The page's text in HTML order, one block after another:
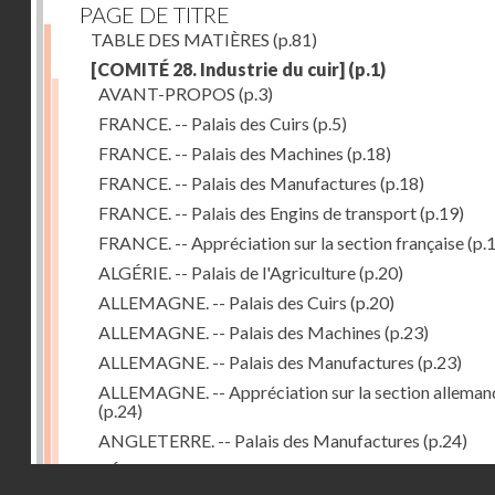
PAGE DE TITRE
TABLE DES MATIÈRES (p.81)
[COMITÉ 28. Industrie du cuir] (p.1)
AVANT-PROPOS (p.3)
FRANCE. -- Palais des Cuirs (p.5)
FRANCE. -- Palais des Machines (p.18)
FRANCE. -- Palais des Manufactures (p.18)
FRANCE. -- Palais des Engins de transport(p.19)
FRANCE. -- Appréciation sur la section française
ALGÉRIE. -- Palais de l'Agriculture(p.20)
ALLEMAGNE. -- Palais des Cuirs (p.20)
ALLEMAGNE. -- Palais des Machines (p.23)
ALLEMAGNE. -- Palais des Manufactures (p.23)
ALLEMAGNE. -- Appréciation sur la section
(p.24)
ANGLETERRE. -- Palais des Manufactures (p.24)
RÉPUBLIQUE ARGENTINE. -- Palais de